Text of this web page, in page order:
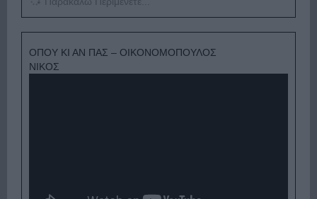
ΟΠΟΥ ΚΙ ΑΝ ΠΑΣ – ΟΙΚΟΝΟΜΟΠΟΥΛΟΣ
ΝΙΚΟΣ